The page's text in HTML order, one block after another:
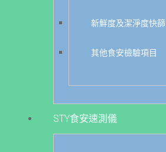
新鮮度及潔淨度快篩
其他食安檢驗項目
STY食安速測儀